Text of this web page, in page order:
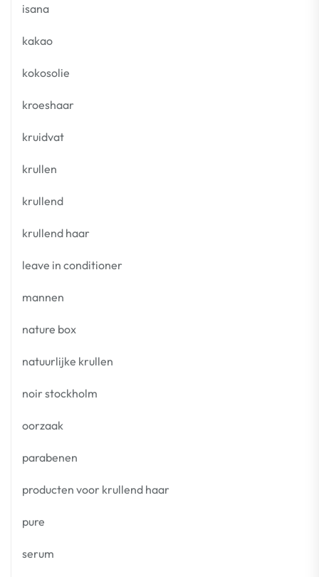
isana
kakao
kokosolie
kroeshaar
kruidvat
krullen
krullend
krullend haar
leave in conditioner
mannen
nature box
natuurlijke krullen
noir stockholm
oorzaak
parabenen
producten voor krullend haar
pure
serum